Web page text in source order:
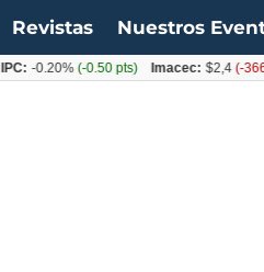
Revistas Nuestros
-0.20%(-0.50 pts) Imacec: $2,4(-